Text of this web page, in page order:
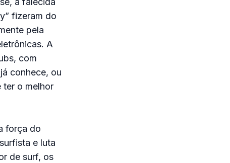
fizeram do
pela
A
com
conhece, ou
ter o melhor
força do
e luta
de surf, os